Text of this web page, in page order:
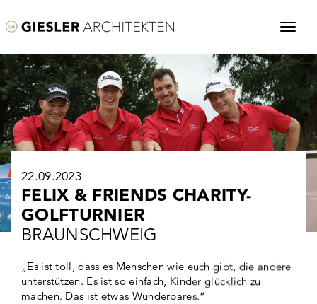
22.09.2023
FELIX & FRIENDS CHARITY-
GOLFTURNIER
BRAUNSCHWEIG
„Es ist toll, dass es Menschen wie euch gibt, die andere
unterstützen. Es ist so einfach, Kinder glücklich zu
machen. Das ist etwas Wunderbares.“